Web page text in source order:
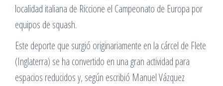
localidad italiana de Riccione el Campeonato de Europa por
equipos de squash.
Este deporte que surgió originariamente en la cárcel de Flete
(Inglaterra) se ha convertido en una gran actividad para
espacios reducidos y, según escribió Manuel Vázquez